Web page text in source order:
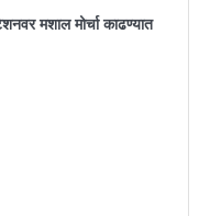
मशाल मोर्चा काढण्यात